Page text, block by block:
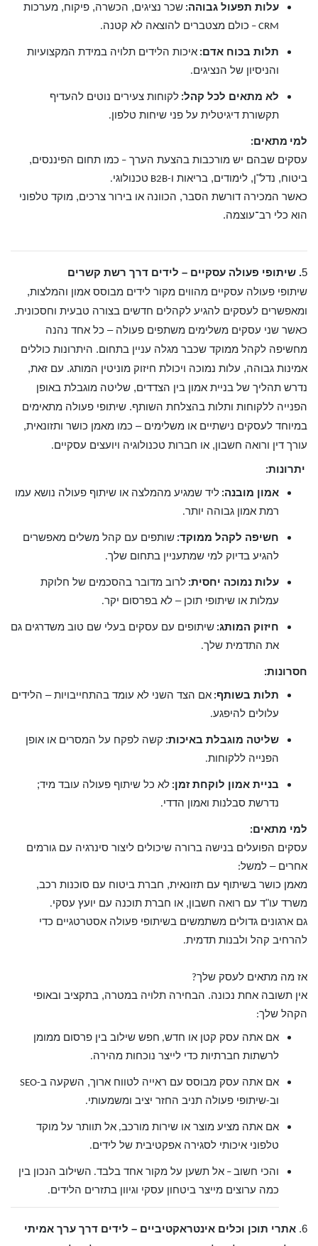
עלות תפעול גבוהה: שכר נציגים, הכשרה, פיקוח, מערכות
CRM – כולם מצטברים להוצאה לא קטנה.
תלות בכוח אדם: איכות הלידים תלויה במידת המקצועיות
והניסיון של הנציגים.
לא מתאים לכל קהל: לקוחות צעירים נוטים להעדיף
תקשורת דיגיטלית על פני שיחות טלפון.
למי מתאים:
עסקים שבהם יש מורכבות בהצעת הערך – כמו תחום הפיננסים,
ביטוח, נדל"ן, לימודים, בריאות ו-B2B טכנולוגי.
כאשר המכירה דורשת הסבר, הכוונה או בירור צרכים, מוקד טלפוני
הוא כלי רב־עוצמה.
5
. שיתופי פעולה עסקיים – לידים דרך רשת קשרים
שיתופי פעולה עסקיים מהווים מקור לידים מבוסס אמון והמלצות,
ומאפשרים לעסקים להגיע לקהלים חדשים בצורה טבעית וחסכונית.
כאשר שני עסקים משלימים משתפים פעולה – כל אחד נהנה
מחשיפה לקהל ממוקד שכבר מגלה עניין בתחום. היתרונות כוללים
אמינות גבוהה, עלות נמוכה ויכולת חיזוק מוניטין המותג. עם זאת,
נדרש תהליך של בניית אמון בין הצדדים, שליטה מוגבלת באופן
הפנייה ללקוחות ותלות בהצלחת השותף. שיתופי פעולה מתאימים
במיוחד לעסקים נישתיים או משלימים – כמו מאמן כושר ותזונאית,
עורך דין ורואה חשבון, או חברות טכנולוגיה ויועצים עסקיים.
יתרונות:
אמון מובנה: ליד שמגיע מהמלצה או שיתוף פעולה נושא עמו
רמת אמון גבוהה יותר.
חשיפה לקהל ממוקד: שותפים עם קהל משלים מאפשרים
להגיע בדיוק למי שמתעניין בתחום שלך.
עלות נמוכה יחסית: לרוב מדובר בהסכמים של חלוקת
עמלות או שיתופי תוכן – לא בפרסום יקר.
חיזוק המותג: שיתופים עם עסקים בעלי שם טוב משדרגים גם
את התדמית שלך.
חסרונות:
תלות בשותף: אם הצד השני לא עומד בהתחייבויות – הלידים
עלולים להיפגע.
שליטה מוגבלת באיכות: קשה לפקח על המסרים או אופן
הפנייה ללקוחות.
בניית אמון לוקחת זמן: לא כל שיתוף פעולה עובד מיד;
נדרשת סבלנות ואמון הדדי.
למי מתאים:
עסקים הפועלים בנישה ברורה שיכולים ליצור סינרגיה עם גורמים
אחרים – למשל:
מאמן כושר בשיתוף עם תזונאית, חברת ביטוח עם סוכנות רכב,
משרד עו"ד עם רואה חשבון, או חברת תוכנה עם יועץ עסקי.
גם ארגונים גדולים משתמשים בשיתופי פעולה אסטרטגיים כדי
להרחיב קהל ולבנות תדמית.
אז מה מתאים לעסק שלך?
אין תשובה אחת נכונה. הבחירה תלויה במטרה, בתקציב ובאופי
הקהל שלך:
אם אתה עסק קטן או חדש, חפש שילוב בין פרסום ממומן
לרשתות חברתיות כדי לייצר נוכחות מהירה.
אם אתה עסק מבוסס עם ראייה לטווח ארוך, השקעה ב-SEO
וב-שיתופי פעולה תניב החזר יציב ומשמעותי.
אם אתה מציע מוצר או שירות מורכב, אל תוותר על מוקד
טלפוני איכותי לסגירה אפקטיבית של לידים.
והכי חשוב – אל תשען על מקור אחד בלבד. השילוב הנכון בין
כמה ערוצים מייצר ביטחון עסקי וגיוון בתזרים הלידים.
6. אתרי תוכן וכלים אינטראקטיביים – לידים דרך ערך אמיתי